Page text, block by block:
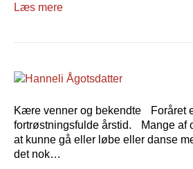
Læs mere
Kære venner og bekendte Foråret
fortrøstningsfulde årstid. Mange af
at kunne gå eller løbe eller danse
det nok…